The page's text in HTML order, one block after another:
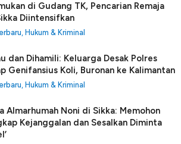
di Gudang TK, Pencarian Remaja
Diintensifkan
, Hukum & Kriminal
dan Dihamili: Keluarga Desak Polres
Genifansius Koli, Buronan ke Kalimantan
, Hukum & Kriminal
Almarhumah Noni di Sikka: Memohon
Kejanggalan dan Sesalkan Diminta